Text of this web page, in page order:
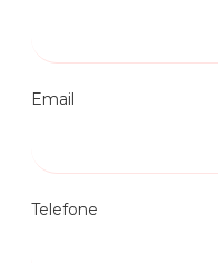
Email
Telefone